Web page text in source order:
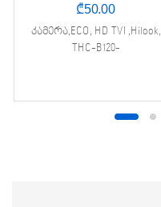
₾50.00
კამერა,ECO, HD TVI ,Hilook,
THC-B120-